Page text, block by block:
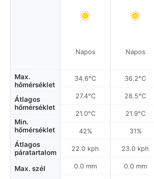
Max.
hőmérséklet
Átlagos
hőmérséklet
Min.
hőmérséklet
Átlagos
páratartalom
Max. szél
Napos
34.6°C
27.4°C
21.0°C
42%
22.0 kph
0.0 mm
Napos
36.2°C
28.5°C
21.9°C
31%
23.0 kph
0.0 mm